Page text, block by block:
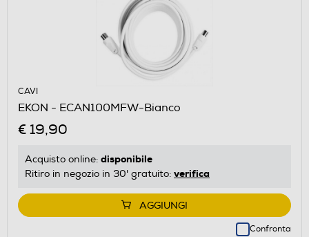
CAVI
EKON - ECAN100MFW-Bianco
€ 19,90
Acquisto online: disponibile
Ritiro in negozio in 30' gratuito: verifica
AGGIUNGI
Confronta